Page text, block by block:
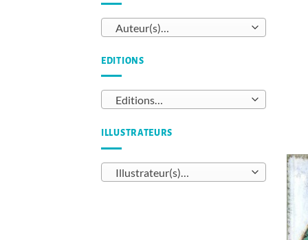
Auteur(s)…
EDITIONS
Editions…
ILLUSTRATEURS
Illustrateur(s)…